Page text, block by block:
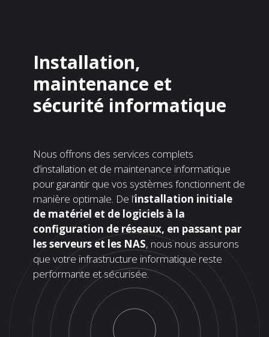
Installation,
maintenance et
sécurité informatique
Nous offrons des services complets
d’installation et de maintenance informatique
pour garantir que vos systèmes fonctionnent de
manière optimale. De l’installation initiale
de matériel et de logiciels à la
configuration de réseaux, en passant par
les serveurs et les NAS, nous nous assurons
que votre infrastructure informatique reste
performante et sécurisée.